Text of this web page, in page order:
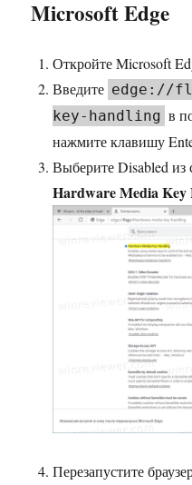
Microsoft Edge
Откройте Microsoft
Введите edge://
key-handling в
нажмите клавишу
Выберите Disabled из
Hardware Media Key
Перезапустите